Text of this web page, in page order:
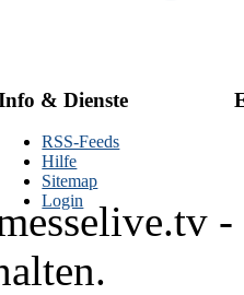
& Dienste
RSS-Feeds
Hilfe
Sitemap
Login
-